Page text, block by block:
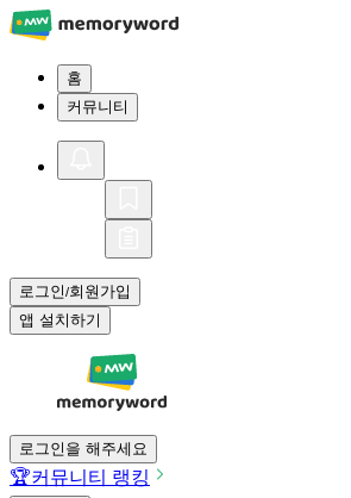
홈
커뮤니티
로그인/회원가입
앱 설치하기
로그인을 해주세요
🏆커뮤니티 랭킹